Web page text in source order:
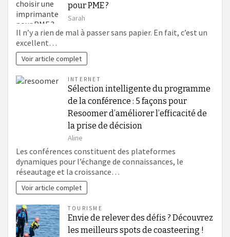
pour PME ?
Sarah
Il n’y a rien de mal à passer sans papier. En fait, c’est un
excellent…
Voir article complet
INTERNET
Sélection intelligente du programme
de la conférence : 5 façons pour
Resoomer d’améliorer l’efficacité de
la prise de décision
Aline
Les conférences constituent des plateformes
dynamiques pour l’échange de connaissances, le
réseautage et la croissance…
Voir article complet
TOURISME
Envie de relever des défis ? Découvrez
les meilleurs spots de coasteering !